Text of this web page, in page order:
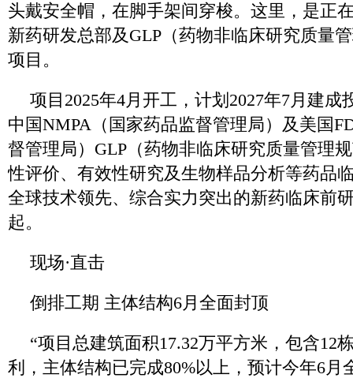
头戴安全帽，在脚手架间穿梭。这里，是正
新药研发总部及GLP（药物非临床研究质量
项目。
项目2025年4月开工，计划2027年7月建成
中国NMPA（国家药品监督管理局）及美国
督管理局）GLP（药物非临床研究质量管理
性评价、有效性研究及生物样品分析等药品
全球技术领先、综合实力突出的新药临床前
起。
现场·直击
倒排工期 主体结构6月全面封顶
“项目总建筑面积17.32万平方米，包含12
利，主体结构已完成80%以上，预计今年6月